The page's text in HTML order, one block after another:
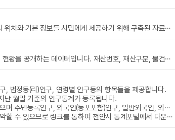
충청남도 천안시 행정기관정보 데이터는 시 관내 행정기관의 위치와 기본 정보를 시민에게 제공하기 위해 구축된 자료입니다. 연번과 기관명은 행정기관 식별을 위한 기본 항목이며, 소재지 도로명주소는 민원인이 정확한 위치를 손쉽게 찾을 수 있도록 지원합니다. 전화번호 정보는 행정 문의, 서비스 안내, 민원 대응 시 활용되며 시민과 행정기관 간의 소통을 원활하게 합니다. 데이터기준일자는 정보의 최신성과 신뢰성을 확보하는 기준이 됩니다. 본 데이터는 지역 내 행정서비스 제공 체계를 이해하고 기관별 기능 분포를 파악하는 데 유용하며, 민원 편의 향상, 공공기관 위치 기반 서비스 개발, 행정정보 관리 등 다양한 행정 업무에서 활용될 수 있습니다
천안시 공유재산대부정보 데이터는 시가 보유한 공유재산의 현황을 공개하는 데이터입니다. 재산번호, 재산구분, 물건지주소, 지목 등 기본적인 토지 정보와 함께 계약시작일·종료일, 대부면적, 공부상면적, 대부목적 등 대부 이용 현황을 확인할 수 있도록 구성되어 있습니다. 이 데이터는 공공재산이 어떠한 용도로 누구에게, 어떤 기간 동안 사용되는지를 투명하게 공개하여 시민의 알 권리를 보장하고 행정 신뢰성을 높이는 데 활용될 수 있습니다. 또한 대부 기간별 자산 활용도 분석, 재산별 용도 적정성 검토, 향후 대부 정책 수립 등 행정 의사결정에도 중요한 근거 자료로 사용될 수 있습니다.
, 법정동(리)인구, 연령별 인구등의 항목들을 제공합니다.
월말 기준의 인구통계가 등록됩니다.
)인구, 일반외국인, 외국국적동포 인구, 세대 등을 각 읍면동 별로 확인할 수 있습니다.
으므로 링크를 통하여 천안시 통계포털에서 다운로드 바랍니다.